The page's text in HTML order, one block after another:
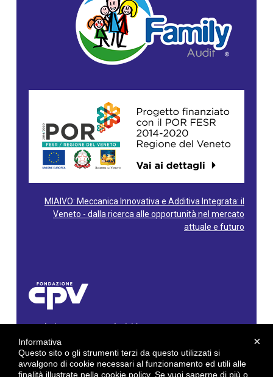
MIAIVO: Meccanica Innovativa e Additiva Integrata: il
Veneto - dalla ricerca alle opportunità nel mercato
attuale e futuro
Fondazione Centro Produttività Veneto
Via Gioacchino Rossini, 60 - 36100 Vicenza - Italy
Tel. 0444/960500 - Fax 0444/1932220
C.F. e P. IVA: 02429800242
×
Informativa
Questo sito o gli strumenti terzi da questo utilizzati si
avvalgono di cookie necessari al funzionamento ed utili alle
finalità illustrate nella cookie policy. Se vuoi saperne di più o